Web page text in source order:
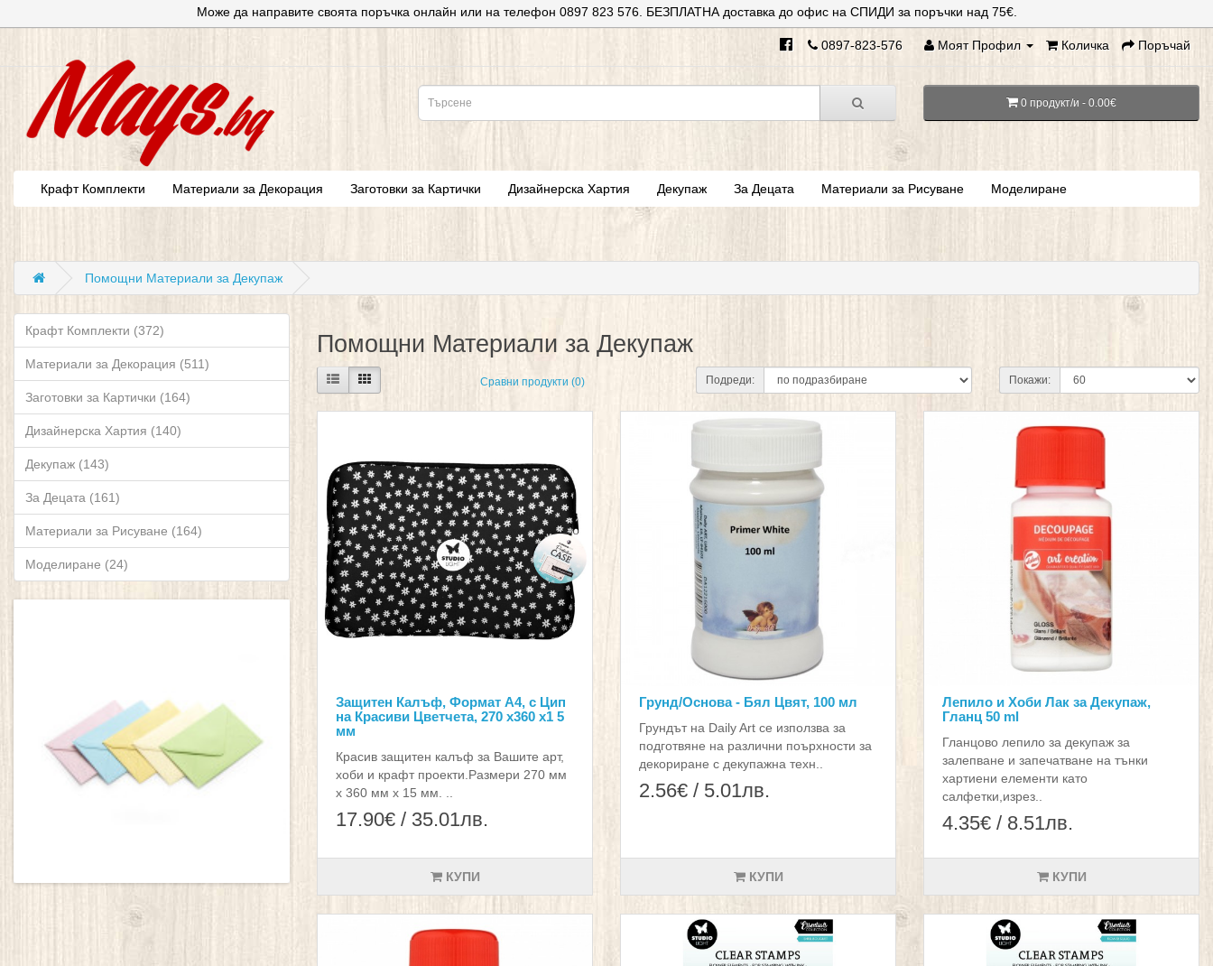
Може да направите своята поръчка онлайн или на телефон 0897 823 576. БЕЗПЛАТНА доставка до офис на СПИДИ за поръчки над 75€.
0897-823-576 Моят Профил Количка Поръчай
0 продукт/и - 0.00€
Крафт Комплекти Материали за Декорация Заготовки за Картички Дизайнерска Хартия Декупаж За Децата Материали за Рисуване Моделиране
Помощни Материали за Декупаж
Крафт Комплекти (372)
Материали за Декорация (511)
Заготовки за Картички (164)
Дизайнерска Хартия (140)
Декупаж (143)
За Децата (161)
Материали за Рисуване (164)
Моделиране (24)
Помощни Материали за Декупаж
Сравни продукти (0) Подреди: Покажи:
Защитен Калъф, Формат А4, с Цип
на Красиви Цветчета, 270 x360 x1 5
мм
Красив защитен калъф за Вашите арт,
хоби и крафт проекти.Размери 270 мм
х 360 мм х 15 мм. ..
17.90€ / 35.01лв.
КУПИ
Грунд/Основа - Бял Цвят, 100 мл
Грундът на Daily Art се използва за
подготвяне на различни поърхности за
декориране с декупажна техн..
2.56€ / 5.01лв.
КУПИ
Лепило и Хоби Лак за Декупаж,
Гланц 50 ml
Гланцово лепило за декупаж за
залепване и запечатване на тънки
хартиени елементи като
салфетки,изрез..
4.35€ / 8.51лв.
КУПИ